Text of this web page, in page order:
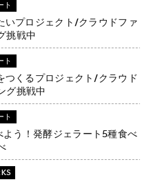
ト
いプロジェクト/クラウドファ
挑戦中
ト
つくるプロジェクト/クラウド
グ挑戦中
ト
う！発酵ジェラート5種食べ